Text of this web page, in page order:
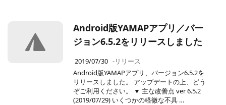
Android版YAMAPアプリ／バー
ジョン6.5.2をリリースしました
2019/07/30 -リリース
Android版YAMAPアプリ、バージョン6.5.2を
リリースしました。 アップデートの上、どう
ぞご利用ください。 ▼ 主な改善点 ver 6.5.2
(2019/07/29) いくつかの軽微な不具 …